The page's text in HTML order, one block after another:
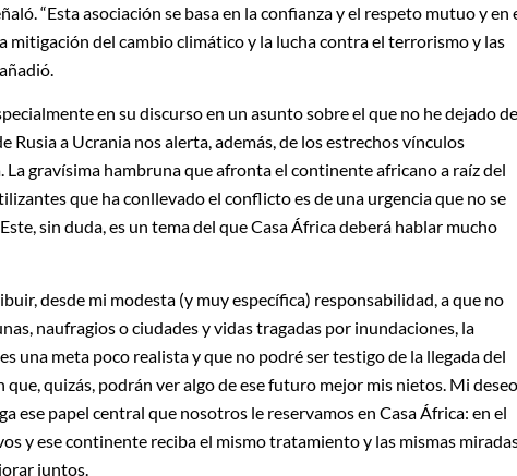
“Esta asociación se basa en la confianza y el respeto mutuo y en
del cambio climático y la lucha contra el terrorismo y las
en su discurso en un asunto sobre el que no he dejado de
Rusia a Ucrania nos alerta, además, de los estrechos vínculos
gravísima hambruna que afronta el continente africano a raíz del
que ha conllevado el conflicto es de una urgencia que no se
sin duda, es un tema del que Casa África deberá hablar mucho
desde mi modesta (y muy específica) responsabilidad, a que no
naufragios o ciudades y vidas tragadas por inundaciones, la
una meta poco realista y que no podré ser testigo de la llegada del
quizás, podrán ver algo de ese futuro mejor mis nietos. Mi deseo
ese papel central que nosotros le reservamos en Casa África: en el
y ese continente reciba el mismo tratamiento y las mismas
juntos.